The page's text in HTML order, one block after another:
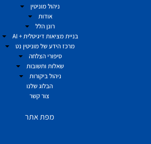
ניהול מוניטין
אודות
רונן הלל
בניית מציאות דיגיטלית + AI
מרכז הידע של מוניטין נט
סיפורי הצלחה
שאלות ותשובות
ניהול ביקורות
הבלוג שלנו
צור קשר
מפת אתר